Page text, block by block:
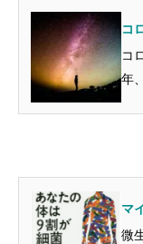
コ
コ
年
マ
微